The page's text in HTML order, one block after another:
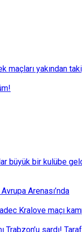
maçları yakından
büyük bir kulübe
Arenası’nda
Kralove maçı
Trabzon’u sardı!